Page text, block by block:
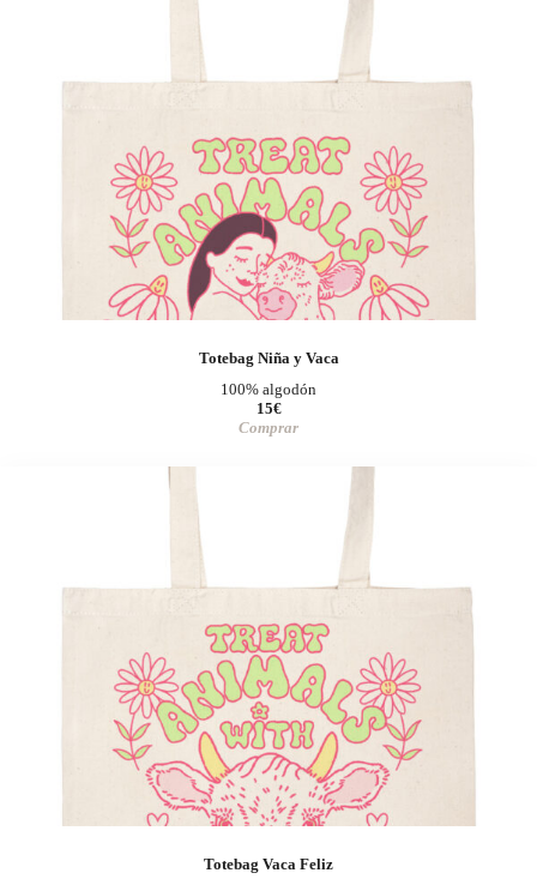
Totebag Niña y Vaca
100% algodón
15€
Comprar
Totebag Vaca Feliz